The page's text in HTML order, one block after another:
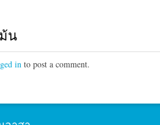
น
in to post a comment.